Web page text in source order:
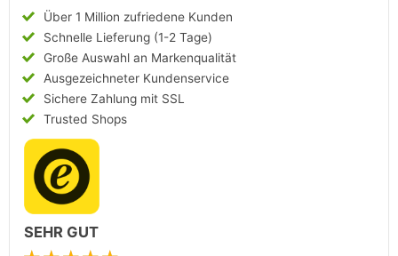
Über 1 Million zufriedene Kunden
Schnelle Lieferung (1-2 Tage)
Große Auswahl an Markenqualität
Ausgezeichneter Kundenservice
Sichere Zahlung mit SSL
Trusted Shops
SEHR GUT